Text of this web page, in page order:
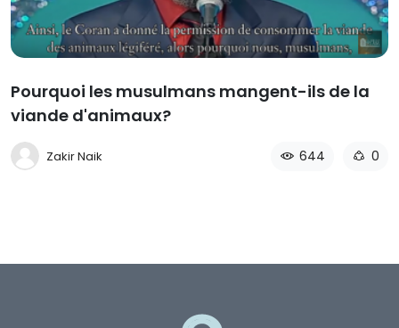
Pourquoi les musulmans mangent-ils de la
viande d'animaux?
Zakir Naik 644 0